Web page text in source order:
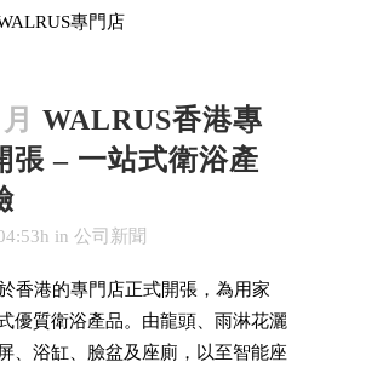
專門店
WALRUS香港專
張 – 一站式衛浴產
in 公司新聞
香港的專門店正式開張，為用家
優質衛浴產品。 由龍頭、雨淋花灑
、浴缸、臉盆及座廁，以至智能座